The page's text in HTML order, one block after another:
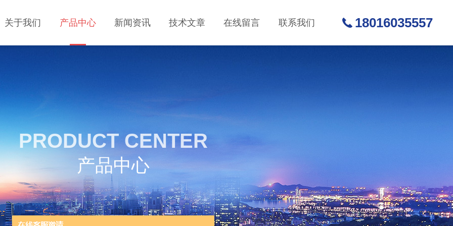
关于我们 产品中心 新闻资讯 技术文章 在线留言 联系我们 18016035557
PRODUCT CENTER
产品中心